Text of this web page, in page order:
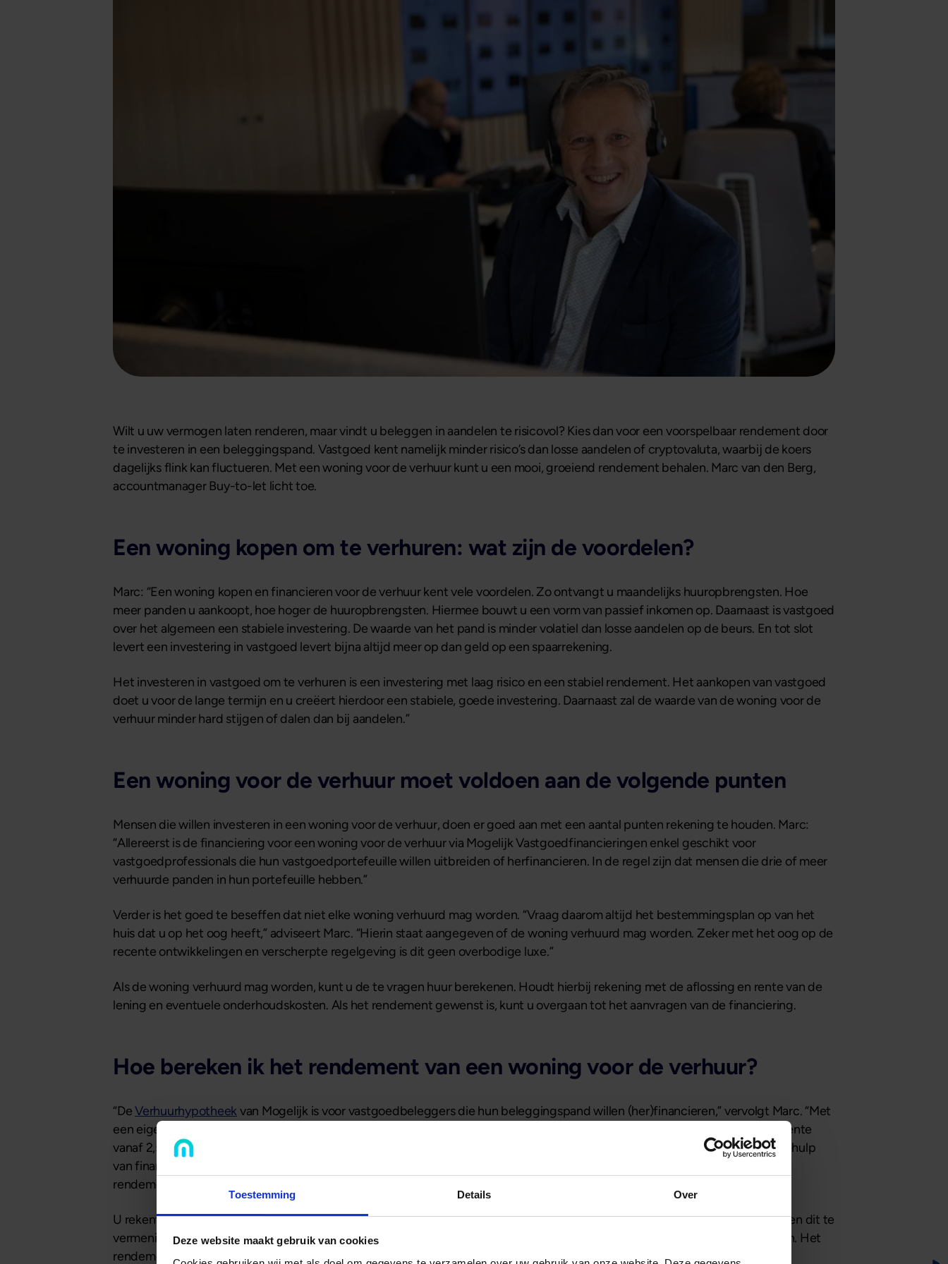
Toestemming Details Over
Deze website maakt gebruik van cookies
Wilt u uw vermogen laten renderen, maar vindt u beleggen in aandelen te risicovol? Kies dan voor een voorspelbaar rendement door
te investeren in een beleggingspand. Vastgoed kent namelijk minder risico’s dan losse aandelen of cryptovaluta, waarbij de koers
dagelijks flink kan fluctueren. Met een woning voor de verhuur kunt u een mooi, groeiend rendement behalen. Marc van den Berg,
accountmanager Buy-to-let licht toe.
Een woning kopen om te verhuren: wat zijn de voordelen?
Marc: “Een woning kopen en financieren voor de verhuur kent vele voordelen. Zo ontvangt u maandelijks huuropbrengsten. Hoe
meer panden u aankoopt, hoe hoger de huuropbrengsten. Hiermee bouwt u een vorm van passief inkomen op. Daarnaast is vastgoed
over het algemeen een stabiele investering. De waarde van het pand is minder volatiel dan losse aandelen op de beurs. En tot slot
levert een investering in vastgoed levert bijna altijd meer op dan geld op een spaarrekening.
Het investeren in vastgoed om te verhuren is een investering met laag risico en een stabiel rendement. Het aankopen van vastgoed
doet u voor de lange termijn en u creëert hierdoor een stabiele, goede investering. Daarnaast zal de waarde van de woning voor de
verhuur minder hard stijgen of dalen dan bij aandelen.”
Een woning voor de verhuur moet voldoen aan de volgende punten
Mensen die willen investeren in een woning voor de verhuur, doen er goed aan met een aantal punten rekening te houden. Marc:
“Allereerst is de financiering voor een woning voor de verhuur via Mogelijk Vastgoedfinancieringen enkel geschikt voor
vastgoedprofessionals die hun vastgoedportefeuille willen uitbreiden of herfinancieren. In de regel zijn dat mensen die drie of meer
verhuurde panden in hun portefeuille hebben.”
Verder is het goed te beseffen dat niet elke woning verhuurd mag worden. “Vraag daarom altijd het bestemmingsplan op van het
huis dat u op het oog heeft,” adviseert Marc. “Hierin staat aangegeven of de woning verhuurd mag worden. Zeker met het oog op de
recente ontwikkelingen en verscherpte regelgeving is dit geen overbodige luxe.”
Als de woning verhuurd mag worden, kunt u de te vragen huur berekenen. Houdt hierbij rekening met de aflossing en rente van de
lening en eventuele onderhoudskosten. Als het rendement gewenst is, kunt u overgaan tot het aanvragen van de financiering.
Hoe bereken ik het rendement van een woning voor de verhuur?
“DeVerhuurhypotheekvan Mogelijk is voor vastgoedbeleggers die hun beleggingspand willen (her)financieren,” vervolgt Marc. “Met
een eigen inbreng van minimaal 20% kunt u een woning kopen en financieren voor de verhuur. En dat al tegen een scherpe rente
vanaf 2,5% tegen 5 jaar vast. Stel dat u een woning voor de verhuur tegen een marktwaarde van €350.000 aanschaft met behulp
van financiering van € 250.000,- via de Verhuurhypotheek. Bij huuropbrengsten van €1.750,- per maand heeft u jaarlijks een
rendement van maar liefst 6%.”
U rekent zelf eenvoudig het rendement uit door de jaarlijkse huuropbrengst minus rentelasten te delen door de financiering en dit te
vermenigvuldigen met 100%. Houdt er rekening mee dat hier nog exploitatie- en eventuele andere kosten in zijn opgenomen. Het
rendement van 6% is dus bruto rendement (BAR).